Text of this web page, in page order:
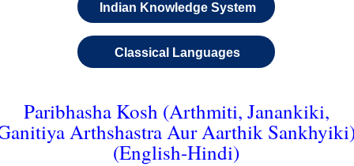
Indian Knowledge System
Classical Languages
Paribhasha Kosh (Arthmiti, Janankiki,
Arthshastra Aur Aarthik
(English-Hindi)